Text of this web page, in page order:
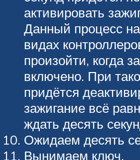
активировать
Данный процесс
видах
произойти, когда
включено. При
придётся
зажигание всё
ждать десять
Ожидаем десять
Вынимаем ключ.